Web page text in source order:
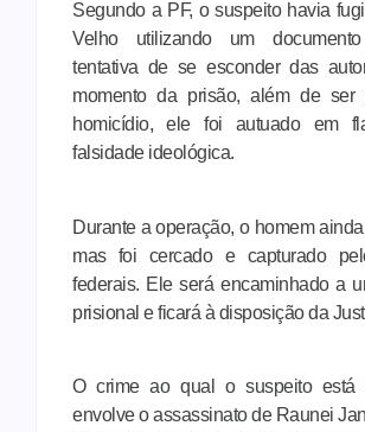
Segundo a PF, o suspeito havia
Velho utilizando um
tentativa de se esconder das
momento da prisão, além de ser
homicídio, ele foi autuado em
falsidade ideológica.
Durante a operação, o homem
mas foi cercado e capturado
federais. Ele será encaminhado a
prisional e ficará à disposição da
O crime ao qual o suspeito está
envolve o assassinato de Raunei